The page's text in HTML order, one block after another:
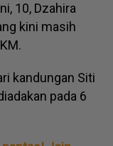
10, Dzahira
kini masih
kandungan Siti
pada 6